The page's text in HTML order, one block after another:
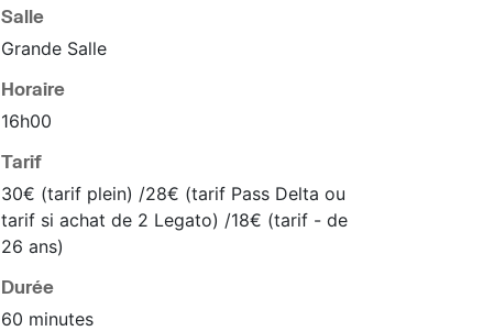
Salle
Grande Salle
Horaire
16h00
Tarif
30€ (tarif plein) /28€ (tarif Pass Delta ou
tarif si achat de 2 Legato) /18€ (tarif - de
26 ans)
Durée
60 minutes